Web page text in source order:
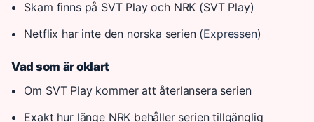
Skam finns på SVT Play och NRK (SVT Play)
Netflix har inte den norska serien (Expressen)
Vad som är oklart
Om SVT Play kommer att återlansera serien
Exakt hur länge NRK behåller serien tillgänglig